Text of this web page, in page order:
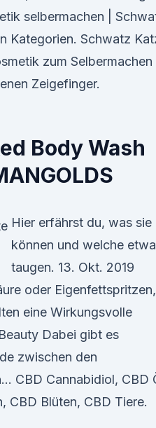
selbermachen |
Kategorien. Schwatz
zum Selbermachen
Zeigefinger.
Body Wash
Hier erfährst du, was sie
können und welche
taugen. 13. Okt. 2019
oder Eigenfettspritzen,
eine Wirkungsvolle
Dabei gibt es
zwischen den
CBD Cannabidiol, CBD
CBD Blüten, CBD Tiere.